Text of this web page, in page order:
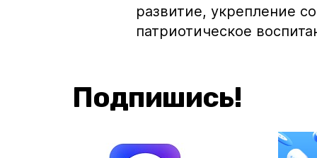
развитие, укрепление
патриотическое
Подпишись!